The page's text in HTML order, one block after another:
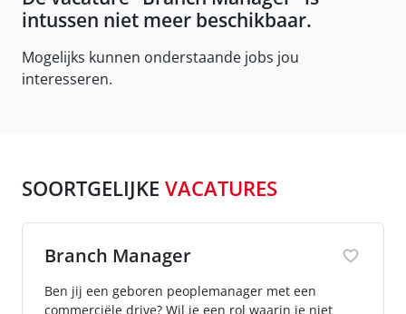
intussen niet meer beschikbaar.
Mogelijks kunnen onderstaande jobs jou
interesseren.
SOORTGELIJKE VACATURES
Branch Manager
Ben jij een geboren peoplemanager met een
commerciële drive? Wil je een rol waarin je niet